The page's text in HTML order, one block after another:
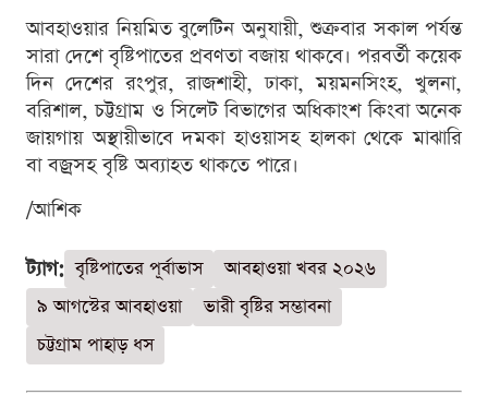
আবহাওয়ার নিয়মিত বুলেটিন অনুযায়ী, শুক্রবার সকাল পর্যন্ত
সারা দেশে বৃষ্টিপাতের প্রবণতা বজায় থাকবে। পরবর্তী কয়েক
দিন দেশের রংপুর, রাজশাহী, ঢাকা, ময়মনসিংহ, খুলনা,
বরিশাল, চট্টগ্রাম ও সিলেট বিভাগের অধিকাংশ কিংবা অনেক
জায়গায় অস্থায়ীভাবে দমকা হাওয়াসহ হালকা থেকে মাঝারি
বা বজ্রসহ বৃষ্টি অব্যাহত থাকতে পারে।
/আশিক
ট্যাগ: বৃষ্টিপাতের পূর্বাভাস
আবহাওয়া খবর ২০২৬
৯ আগস্টের আবহাওয়া
ভারী বৃষ্টির সম্ভাবনা
চট্টগ্রাম পাহাড় ধস